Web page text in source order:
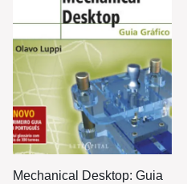
Mechanical Desktop: Guia